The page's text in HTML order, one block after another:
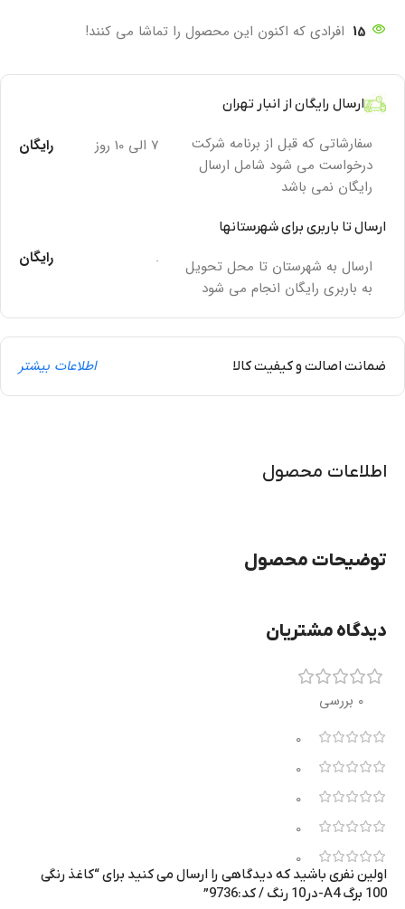
15 افرادی که اکنون این محصول را تماشا می کنند!
ارسال رایگان از انبار تهران
سفارشاتی که قبل از برنامه شرکت
درخواست می شود شامل ارسال
رایگان نمی باشد
7 الی 10 روز رایگان
ارسال تا باربری برای شهرستانها
ارسال به شهرستان تا محل تحویل
به باربری رایگان انجام می شود
. رایگان
ضمانت اصالت و کیفیت کالا اطلاعات بیشتر
توضیحات محصول
اطلاعات محصول
دیدگاه مشتریان
0 بررسی
0
0
0
0
0
اولین نفری باشید که دیدگاهی را ارسال می کنید برای “کاغذ رنگی
100 برگ A4-در10 رنگ / کد:9736”